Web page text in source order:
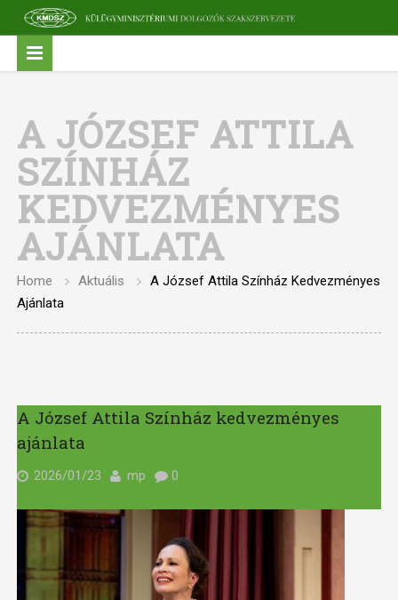
A JÓZSEF ATTILA
SZÍNHÁZ
KEDVEZMÉNYES
AJÁNLATA
Home Aktuális
A József Attila Színház Kedvezményes
Ajánlata
A József Attila Színház kedvezményes
ajánlata
2026/01/23 mp 0